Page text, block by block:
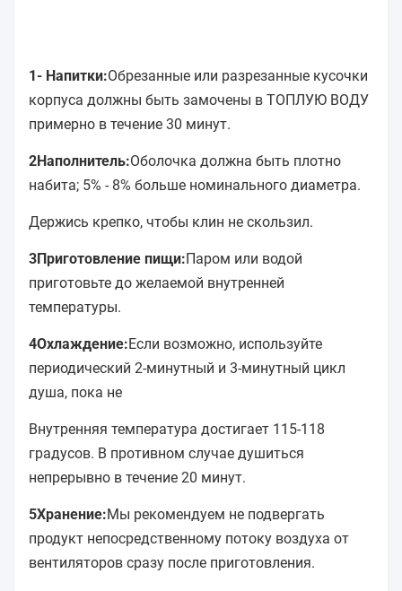
1- Напитки:Обрезанные или разрезанные кусочки
корпуса должны быть замочены в ТОПЛУЮ ВОДУ
примерно в течение 30 минут.
2Наполнитель:Оболочка должна быть плотно
набита; 5% - 8% больше номинального диаметра.
Держись крепко, чтобы клин не скользил.
3Приготовление пищи: Паром или водой
приготовьте до желаемой внутренней
температуры.
4Охлаждение:Если возможно, используйте
периодический 2-минутный и 3-минутный цикл
душа, пока не
Внутренняя температура достигает 115-118
градусов. В противном случае душиться
непрерывно в течение 20 минут.
5Хранение:Мы рекомендуем не подвергать
продукт непосредственному потоку воздуха от
вентиляторов сразу после приготовления.